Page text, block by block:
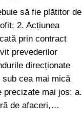
să fie plătitor de
2. Acțiunea
prin contract
prevederilor
direcționate
cea mai mică
precizate mai jos: a.
de afaceri,…